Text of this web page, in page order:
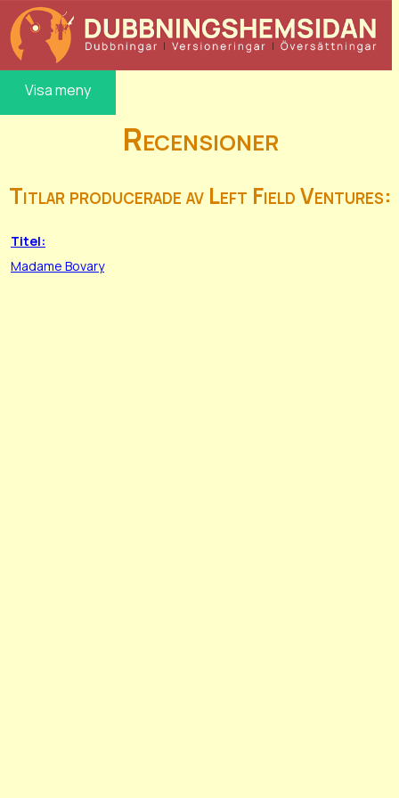
Visa meny
Recensioner
Titlar producerade av Left Field Ventures:
Titel:
Madame Bovary